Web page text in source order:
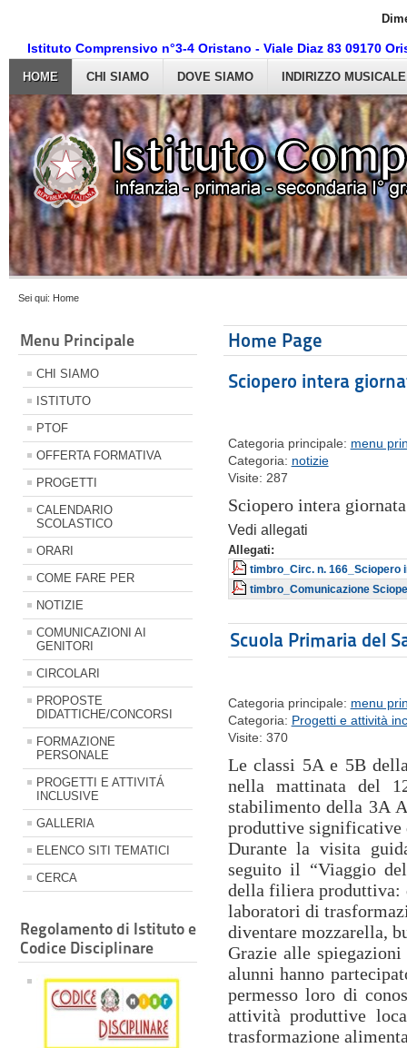
HOME CHI SIAMO DOVE SIAMO INDIRIZZO MUSICALE
Istituto Comprensivo n°3-4 Oristano - Viale Diaz 83 09170
Sei qui: Home
Menu Principale
CHI SIAMO
ISTITUTO
PTOF
OFFERTA FORMATIVA
PROGETTI
CALENDARIO
SCOLASTICO
ORARI
COME FARE PER
NOTIZIE
COMUNICAZIONI AI
GENITORI
CIRCOLARI
PROPOSTE
DIDATTICHE/CONCORSI
FORMAZIONE
PERSONALE
PROGETTI E ATTIVITÁ
INCLUSIVE
GALLERIA
ELENCO SITI TEMATICI
CERCA
Regolamento di Istituto e
Codice Disciplinare
Home Page
Sciopero intera
Categoria principale: menu
Categoria: notizie
Visite: 287
Sciopero intera
Vedi allegati
Allegati:
timbro_Circ. n. 166_Sciopero
timbro_Comunicazione
Scuola Primaria del
Categoria principale: menu
Categoria: Progetti e attività
Visite: 370
Le classi 5A e 5B
nella mattinata del
stabilimento della 3A
produttive
Durante la visita
seguito il “Viaggio
della filiera produttiva:
laboratori di
diventare mozzarella,
Grazie alle
alunni hanno
permesso loro di
attività produttive
trasformazione